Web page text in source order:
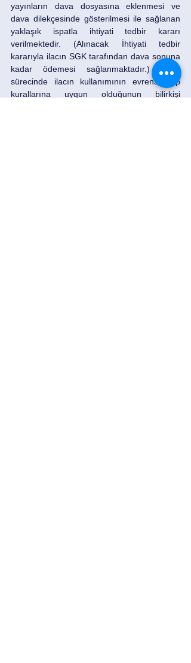
yayınların dava dosyasına eklenmesi ve
dava dilekçesinde gösterilmesi ile sağlanan
yaklaşık ispatla ihtiyati tedbir kararı
verilmektedir. (Alınacak İhtiyati tedbir
kararıyla ilacın SGK tarafından dava sonuna
kadar ödemesi sağlanmaktadır.) Dava
sürecinde ilacın kullanımının evrensel tıp
kurallarına uygun olduğunun bilirkişi